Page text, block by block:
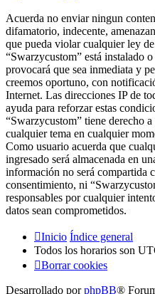
Acuerda no enviar ningun
difamatorio, indecente,
que pueda violar cualquier ley
“Swarzycustom” está instalado
provocará que sea inmediata y
creemos oportuno, con
Internet. Las direcciones IP de
ayuda para reforzar estas
“Swarzycustom” tiene derecho
cualquier tema en cualquier
Como usuario acuerda que
ingresado será almacenada en
información no será compartida
consentimiento, ni
responsables por cualquier
datos sean comprometidos.
Inicio Índice general
Todos los horarios son
Borrar cookies
Desarrollado porphpBB®